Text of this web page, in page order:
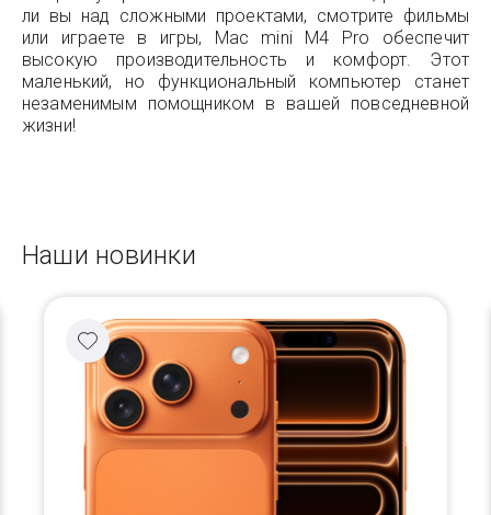
ли вы над сложными проектами, смотрите фильмы
или играете в игры, Mac mini M4 Pro обеспечит
высокую производительность и комфорт. Этот
маленький, но функциональный компьютер станет
незаменимым помощником в вашей повседневной
жизни!
Наши новинки